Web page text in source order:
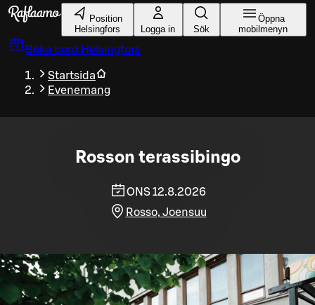
Gå till huvudinnehållet
Position
Helsingfors
Logga in Sök
Öppna
mobilmenyn
Boka bord Helsingfors
Startsida
Evenemang
Rosson terassibingo
ONS 12.8.2026
Rosso, Joensuu